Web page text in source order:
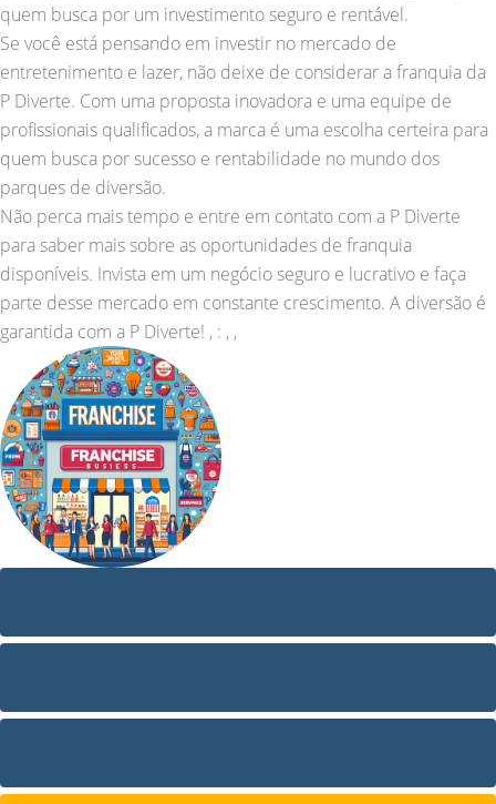
quem busca por um investimento seguro e rentável.
Se você está pensando em investir no mercado de
entretenimento e lazer, não deixe de considerar a franquia da
P Diverte. Com uma proposta inovadora e uma equipe de
profissionais qualificados, a marca é uma escolha certeira para
quem busca por sucesso e rentabilidade no mundo dos
parques de diversão.
Não perca mais tempo e entre em contato com a P Diverte
para saber mais sobre as oportunidades de franquia
disponíveis. Invista em um negócio seguro e lucrativo e faça
parte desse mercado em constante crescimento. A diversão é
garantida com a P Diverte! , : , ,